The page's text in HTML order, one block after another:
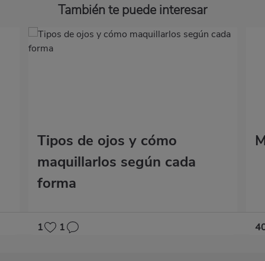
También te puede interesar
Tipos de ojos y cómo
maquillarlos según cada
forma
1 1